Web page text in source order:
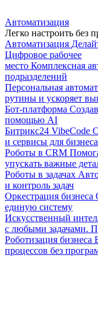
Автоматизация
Легко настроить без
Автоматизация
Цифровое рабочее
место Комплексная
подразделений
Персональная
рутины и ускоряет
Бот-платформа
помощью AI
Битрикс24 VibeCode
и сервисы для
Роботы в CRM
упускать важные
Роботы в задачах
и контроль задач
Оркестрация бизнеса
единую систему
Искусственный
с любыми задачами.
Роботизация бизнеса
процессов без